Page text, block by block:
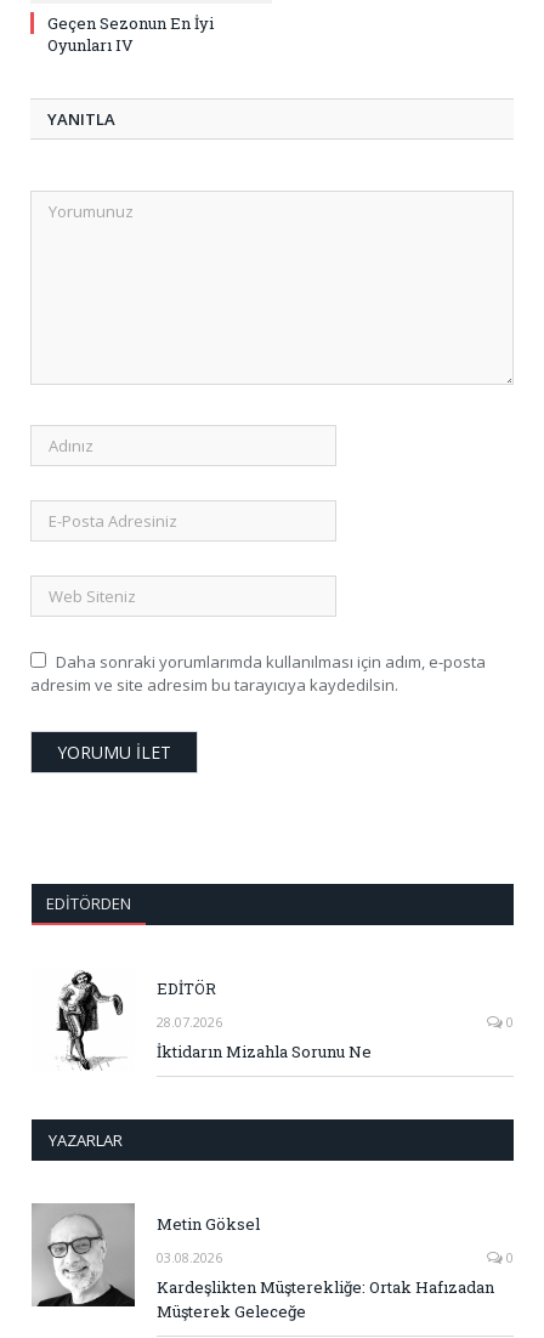
Geçen Sezonun En İyi
Oyunları IV
YANITLA
Daha sonraki yorumlarımda kullanılması için adım, e-posta
adresim ve site adresim bu tarayıcıya kaydedilsin.
EDITÖRDEN
EDİTÖR
28.07.2026 0
İktidarın Mizahla Sorunu Ne
YAZARLAR
Metin Göksel
03.08.2026 0
Kardeşlikten Müşterekliğe: Ortak Hafızadan
Müşterek Geleceğe